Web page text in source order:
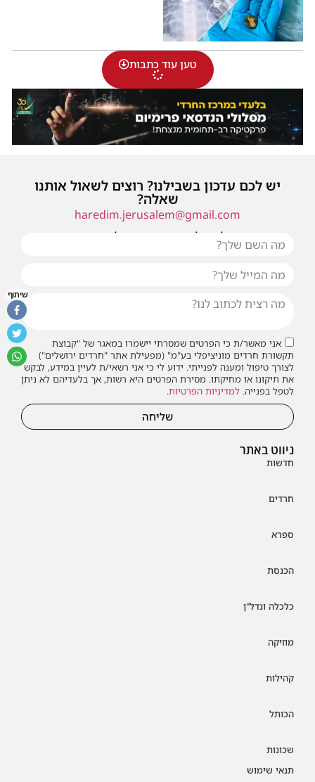
טען עוד כתבות
ניווט באתר
חדשות
חרדים
ספרא
הכנסת
כלכלה ונדל"ן
מוזיקה
קהילות
הכותל
שכונות
תנאי שימוש
יש לכם עדכון בשבילנו? רוצים לשאול אותנו
שאלה?
haredim.jerusalem@gmail.com
או שילחו אלינו פנייה ונחזור אליכם בהקדם
אני מאשר/ת כי הפרטים שמסרתי יישמרו במאגר של "קבוצת
תקשורת חרדים מוניציפלי בע"מ" (מפעילת אתר "חרדים ירושלים")
לצורך טיפול ומענה לפנייתי. ידוע לי כי אני רשאי/ת לעיין במידע, לבקש
את תיקונו או מחיקתו. מסירת הפרטים היא רשות, אך בלעדיהם לא ניתן
לטפל בפנייה. למדיניות הפרטיות.
שליחה
שיתוף